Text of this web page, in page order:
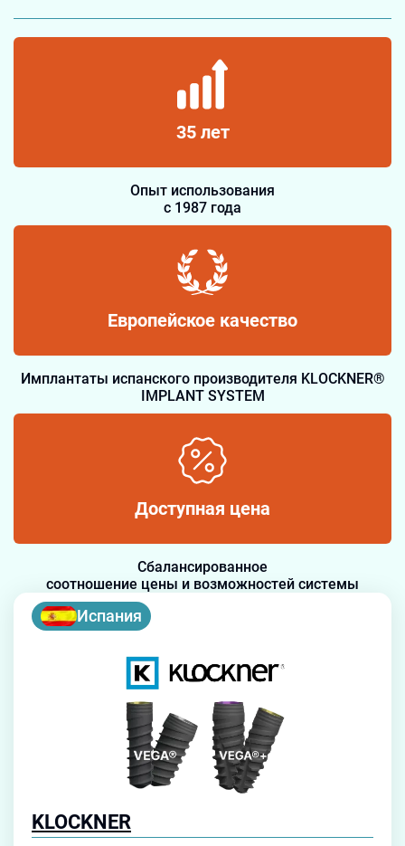
Испания
KLOCKNER
35 лет
Опыт использования
с 1987 года
Европейское качество
Имплантаты испанского производителя KLOCKNER®
IMPLANT SYSTEM
Доступная цена
Сбалансированное
соотношение цены и возможностей системы